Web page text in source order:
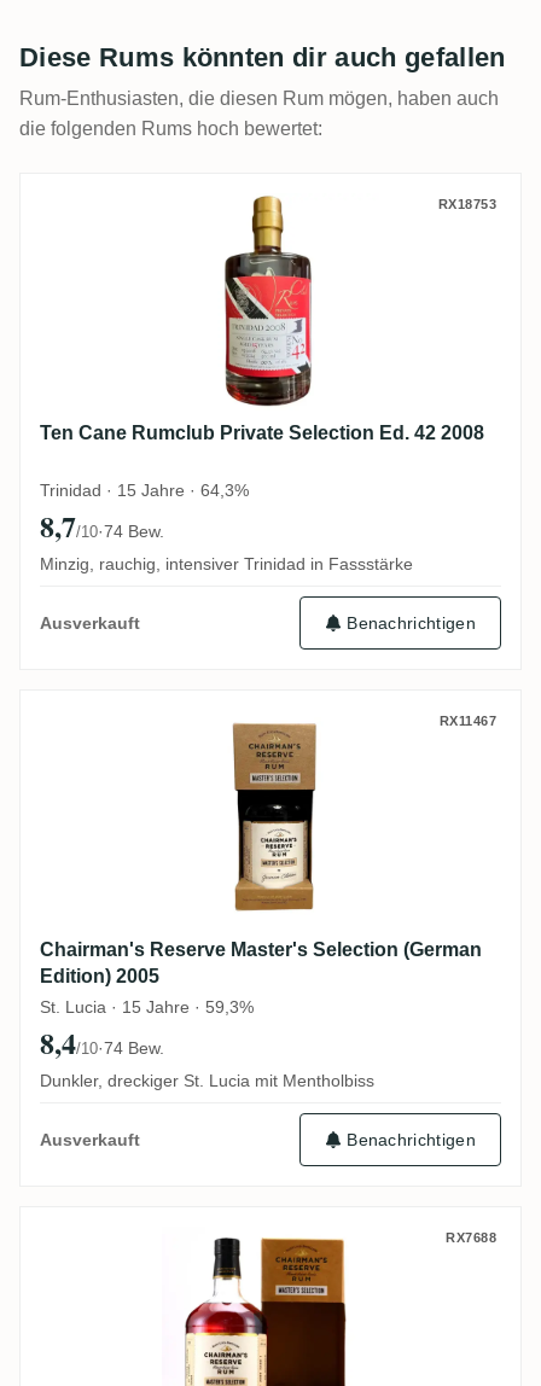
Diese Rums könnten dir auch gefallen
Rum-Enthusiasten, die diesen Rum mögen, haben auch
die folgenden Rums hoch bewertet:
Ten Cane Rumclub Private Selection Ed.
RX18753
Ten Cane Rumclub Private Selection Ed. 42 2008
Trinidad · 15 Jahre · 64,3%
8,7/10·74 Bew.
Minzig, rauchig, intensiver Trinidad in Fassstärke
Ausverkauft Benachrichtigen
Chairman's Reserve Master's Selection
RX11467
Chairman's Reserve Master's Selection (German
Edition) 2005
St. Lucia · 15 Jahre · 59,3%
8,4/10·74 Bew.
Dunkler, dreckiger St. Lucia mit Mentholbiss
Ausverkauft Benachrichtigen
Chairman's Reserve Master's Selection
RX7688